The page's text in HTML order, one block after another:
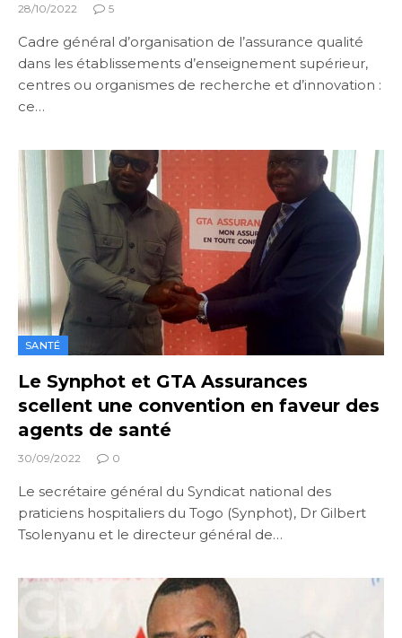
28/10/2022 5
Cadre général d’organisation de l’assurance qualité
dans les établissements d’enseignement supérieur,
centres ou organismes de recherche et d’innovation :
ce…
SANTÉ
Le Synphot et GTA Assurances
scellent une convention en faveur des
agents de santé
30/09/2022 0
Le secrétaire général du Syndicat national des
praticiens hospitaliers du Togo (Synphot), Dr Gilbert
Tsolenyanu et le directeur général de…